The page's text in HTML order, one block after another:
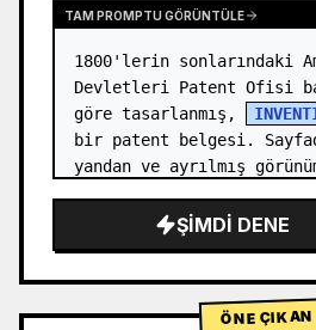
TAM PROMPTU GÖRÜNTÜLE
1800'lerin sonlarındaki
Devletleri Patent Ofisi
göre tasarlanmış,
bir patent belgesi.
yandan ve ayrılmış
ŞIMDI DENE
ÖNE ÇIKAN